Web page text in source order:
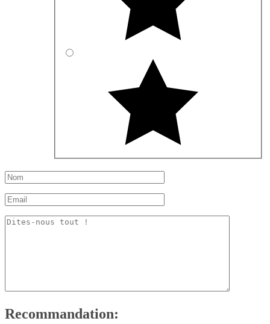
Recommandation: